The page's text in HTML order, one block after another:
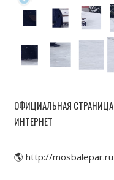
ОФИЦИАЛЬНАЯ
ИНТЕРНЕТ
🌎 http://mosbalepar.ru